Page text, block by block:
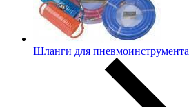
Шланги для пневмоинструмента